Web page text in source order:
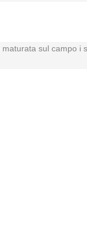
sul campo